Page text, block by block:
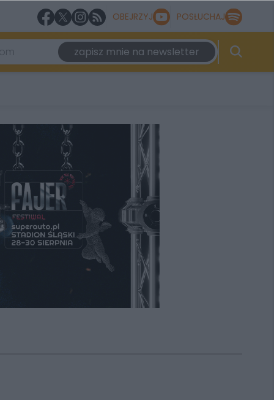
OBEJRZYJ POSŁUCHAJ
zapisz mnie na newsletter